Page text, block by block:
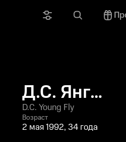
Д.С. Янг
Флай
D.C. Young Fly
Возраст
2 мая 1992, 34 года